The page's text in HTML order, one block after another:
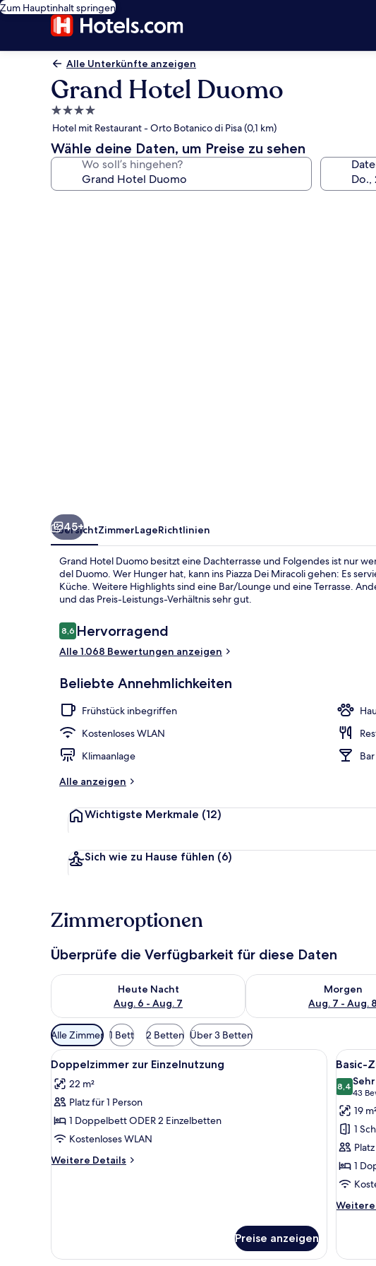
Zum Hauptinhalt springen
Alle Unterkünfte anzeigen
Grand Hotel Duomo
4.0-
Sterne-
Unterkunft
Hotel mit Restaurant - Orto Botanico di Pisa (0,1 km)
Wähle deine Daten, um Preise zu sehen
Wo soll’s hingehen?
45+
ÜbersichtZimmerLageRichtlinien
Grand Hotel Duomo besitzt eine Dachterrasse und Folgendes ist nur
del Duomo. Wer Hunger hat, kann ins Piazza Dei Miracoli gehen: Es
Küche. Weitere Highlights sind eine Bar/Lounge und eine Terrasse.
und das Preis-Leistungs-Verhältnis sehr gut.
Bewertungen
8,68,6 von 10.
Hervorragend
Alle 1.068 Bewertungen anzeigen
Beliebte Annehmlichkeiten
Frühstück inbegriffen
Kostenloses WLAN
Klimaanlage
Bar
Alle anzeigen
Wichtigste Merkmale (12)
Sich wie zu Hause fühlen (6)
Zimmeroptionen
Überprüfe die Verfügbarkeit für diese Daten
Heute Nacht
Aug. 6 - Aug. 7
Überprüfe die Verfügbarkeit für heute Nacht, Aug. 6 - Aug. 7.
Morgen
Aug. 7 - Aug. 8
Überprüfe die
Verfügbare
Filter
für
Zimmer
Alle Zimmer 1 Bett 2 Betten Über 3 Betten
Alle
Fotos
für
Doppelzimmer
zur
Einzelnutzung
anzeigen
Ein ordentlich eingerichtetes Schlafzimmer
4
Doppelzimmer zur Einzelnutzung
22 m²
Platz für 1 Person
1 Doppelbett ODER 2 Einzelbetten
Kostenloses WLAN
Weitere Details
Weitere
Preise anzeigen
Alle
Fotos
für
Basic-
5
Basic-
8,48,4 von
43
(43
19
1
1
Weitere
Zimmer